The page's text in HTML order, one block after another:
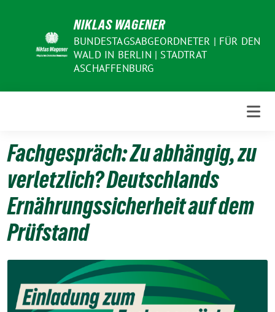
NIKLAS WAGENER
BUNDESTAGSABGEORDNETER | FÜR DEN
WALD IN BERLIN | STADTRAT
ASCHAFFENBURG
Fachgespräch: Zu abhängig, zu
verletzlich? Deutschlands
Ernährungssicherheit auf dem
Prüfstand